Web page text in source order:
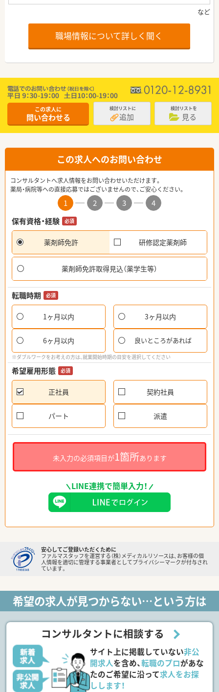
職場情報について詳しく聞く
この求人に
問い合わせる
検討リストに
追加
検討リストを
見る
この求人へのお問い合わせ
コンサルタントへ求人情報をお問い合わせいただけます。
薬局・病院等への直接応募ではございませんので、ご安心ください。
1 2 3
4
保有資格・経験
必須
薬剤師免許 研修認定薬剤師
薬剤師免許取得見込（薬学生等）
転職時期 必須
1ヶ月以内 3ヶ月以内
6ヶ月以内 良いところがあれば
※ダブルワークをお考えの方は、就業開始時期の目安を選択してください
希望雇用形態 必須
正社員 契約社員
パート 派遣
未入力の必須項目が1箇所あります
LINE連携で簡単入力！
安心してご登録いただくために
ファルマスタッフを運営する（株）メディカルリソースは、お客様の個
人情報を適切に管理する事業者としてプライバシーマークが付与され
ています。
希望の求人が見つからない…という方は
コンサルタントに相談する
サイト上に掲載していない非公
開求人を含め、転職のプロがあな
たのご希望に沿って求人をお探
しします！